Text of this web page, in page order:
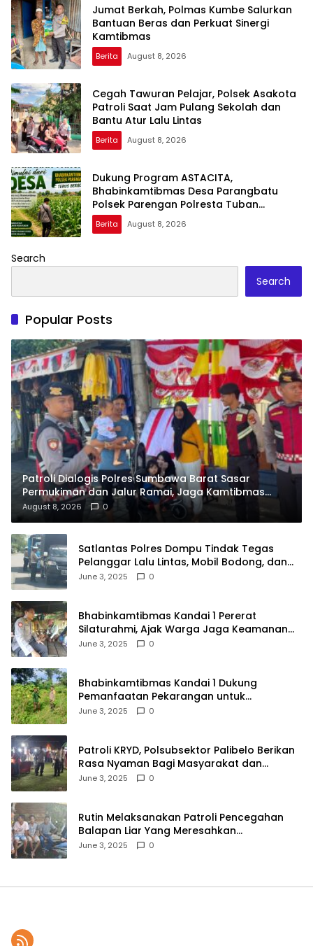
Jumat Berkah, Polmas Kumbe Salurkan
Bantuan Beras dan Perkuat Sinergi
Kamtibmas
Berita August 8, 2026
Cegah Tawuran Pelajar, Polsek Asakota
Patroli Saat Jam Pulang Sekolah dan
Bantu Atur Lalu Lintas
Berita August 8, 2026
Dukung Program ASTACITA,
Bhabinkamtibmas Desa Parangbatu
Polsek Parengan Polresta Tuban
laksanakan sambang tanaman Jagung
Di Desa Parangbatu Kec. Parengan
Berita August 8, 2026
Search
Search
Popular Posts
Patroli Dialogis Polres Sumbawa Barat Sasar
Permukiman dan Jalur Ramai, Jaga Kamtibmas
Tetap Kondusif
August 8, 2026 0
Satlantas Polres Dompu Tindak Tegas
Pelanggar Lalu Lintas, Mobil Bodong, dan
Kendaraan Tak Bayar Pajak
June 3, 2025 0
Bhabinkamtibmas Kandai 1 Pererat
Silaturahmi, Ajak Warga Jaga Keamanan
Lingkungan
June 3, 2025 0
Bhabinkamtibmas Kandai 1 Dukung
Pemanfaatan Pekarangan untuk
Ketahanan Pangan Menuju Indonesia Emas
June 3, 2025 0
Patroli KRYD, Polsubsektor Palibelo Berikan
Rasa Nyaman Bagi Masyarakat dan
Antisipasi Aksi Menjurus Premanisme
June 3, 2025 0
Rutin Melaksanakan Patroli Pencegahan
Balapan Liar Yang Meresahkan
Masyarakat, Polsek Soromandi
June 3, 2025 0